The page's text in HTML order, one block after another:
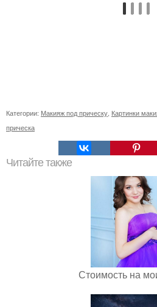
Категории: Макияж под прическу Картинки
прическа
Читайте также
Стоимость на